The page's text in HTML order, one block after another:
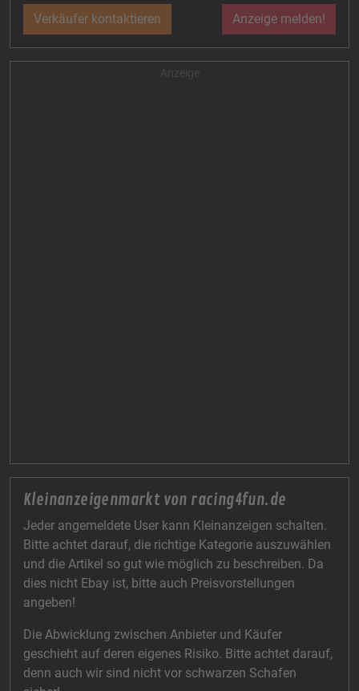
Verkäufer kontaktieren Anzeige melden!
Anzeige
Kleinanzeigenmarkt von racing4fun.de
Jeder angemeldete User kann Kleinanzeigen schalten.
Bitte achtet darauf, die richtige Kategorie auszuwählen
und die Artikel so gut wie möglich zu beschreiben. Da
dies nicht Ebay ist, bitte auch Preisvorstellungen
angeben!
Die Abwicklung zwischen Anbieter und Käufer
geschieht auf deren eigenes Risiko. Bitte achtet darauf,
denn auch wir sind nicht vor schwarzen Schafen